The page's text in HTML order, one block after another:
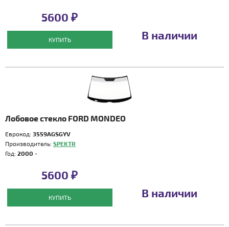
5600 ₽
КУПИТЬ В наличии
Лобовое стекло FORD MONDEO
Еврокод: 3559AGSGYV
Производитель: SPEKTR
Год: 2000 -
5600 ₽
КУПИТЬ В наличии